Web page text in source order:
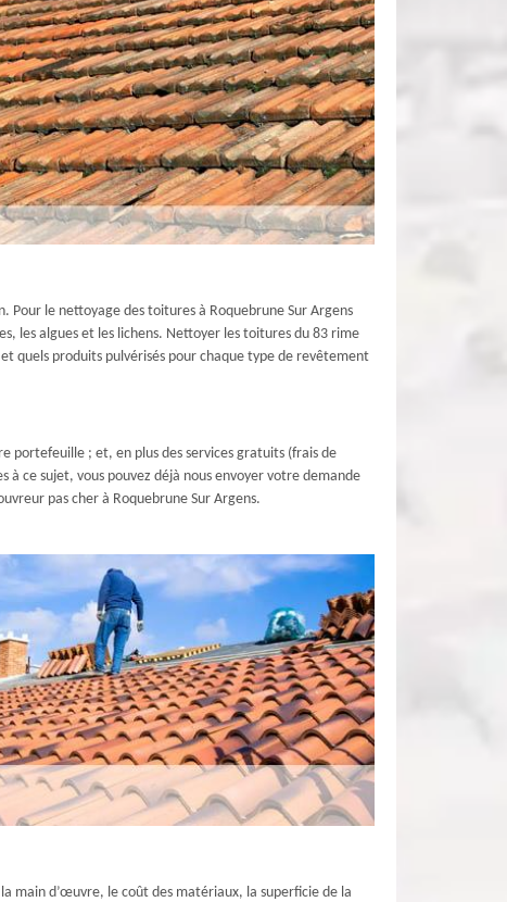
le nettoyage des toitures à Roquebrune Sur Argens
les algues et les lichens. Nettoyer les toitures du 83 rime
quels produits pulvérisés pour chaque type de revêtement
portefeuille ; et, en plus des services gratuits (frais de
à ce sujet, vous pouvez déjà nous envoyer votre demande
pas cher à Roquebrune Sur Argens.
main d’œuvre, le coût des matériaux, la superficie de la